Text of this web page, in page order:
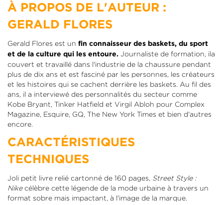
À PROPOS DE L'AUTEUR :
GERALD FLORES
Gerald Flores est un fin connaisseur des baskets, du sport
et de la culture qui les entoure. Journaliste de formation, ila
couvert et travaillé dans l'industrie de la chaussure pendant
plus de dix ans et est fasciné par les personnes, les créateurs
et les histoires qui se cachent derrière les baskets. Au fil des
ans, il a interviewé des personnalités du secteur comme
Kobe Bryant, Tinker Hatfield et Virgil Abloh pour Complex
Magazine, Esquire, GQ, The New York Times et bien d'autres
encore.
CARACTÉRISTIQUES
TECHNIQUES
Joli petit livre relié cartonné de 160 pages, Street Style :
Nikecélèbre cette légende de la mode urbaine à travers un
format sobre mais impactant, à l'image de la marque.